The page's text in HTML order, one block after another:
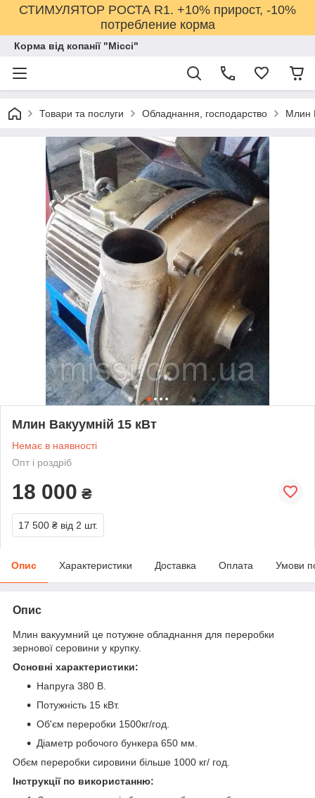
СТИМУЛЯТОР РОСТА R1. +10% прирост, -10%
потребление корма
Корма від копанії "Міссі"
Товари та послуги Обладнання, господарство Млин
Млин Вакуумній 15 кВт
Немає в наявності
Опт і роздріб
18 000 ₴
17 500 ₴ від 2 шт.
Опис Характеристики Доставка Оплата Умови
Опис
Млин вакуумний це потужне обладнання для переробки
зернової серовини у крупку.
Основні характеристики:
Напруга 380 В.
Потужність 15 кВт.
Об'єм переробки 1500кг/год.
Діаметр робочого бункера 650 мм.
Обєм переробки сировини більше 1000 кг/ год.
Інструкції по використанню: